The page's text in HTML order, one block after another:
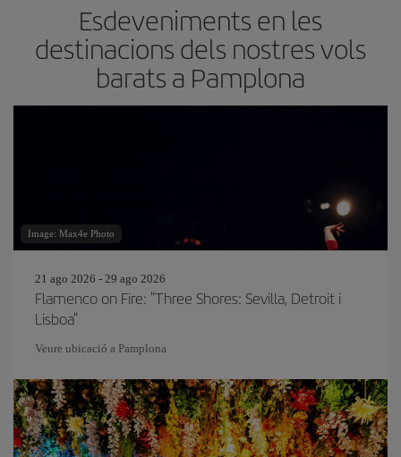
Esdeveniments en les
destinacions dels nostres vols
barats a Pamplona
Image: Max4e Photo
21 ago 2026 - 29 ago 2026
Flamenco on Fire: "Three Shores: Sevilla, Detroit i
Lisboa"
Veure ubicació a Pamplona